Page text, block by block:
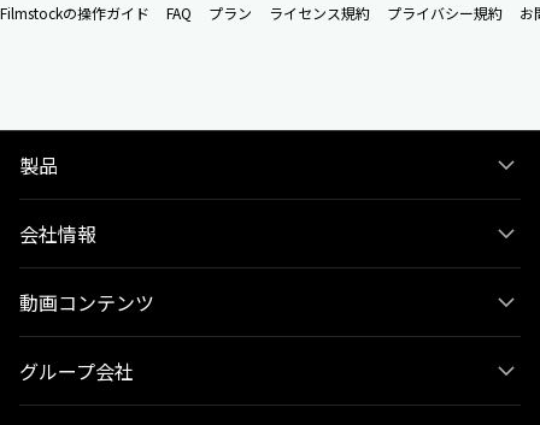
Filmstockの操作ガイド FAQ プラン ライセンス規約 プライバシー規約 お
製品
会社情報
動画コンテンツ
グループ会社